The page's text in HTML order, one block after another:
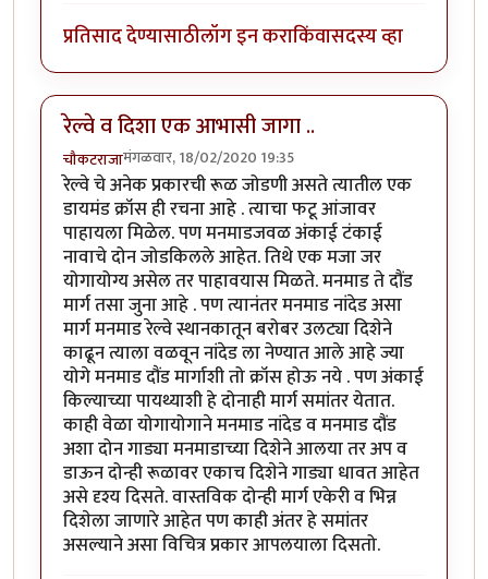
प्रतिसाद देण्यासाठीलॉग इन कराकिंवासदस्य व्हा
रेल्वे व दिशा एक आभासी जागा ..
चौकटराजामंगळवार, 18/02/2020 19:35
रेल्वे चे अनेक प्रकारची रूळ जोडणी असते त्यातील एक
डायमंड क्रॉस ही रचना आहे . त्याचा फटू आंजावर
पाहायला मिळेल. पण मनमाडजवळ अंकाई टंकाई
नावाचे दोन जोडकिलले आहेत. तिथे एक मजा जर
योगायोग्य असेल तर पाहावयास मिळते. मनमाड ते दौंड
मार्ग तसा जुना आहे . पण त्यानंतर मनमाड नांदेड असा
मार्ग मनमाड रेल्वे स्थानकातून बरोबर उलट्या दिशेने
काढून त्याला वळवून नांदेड ला नेण्यात आले आहे ज्या
योगे मनमाड दौंड मार्गाशी तो क्रॉस होऊ नये . पण अंकाई
किल्याच्या पायथ्याशी हे दोनाही मार्ग समांतर येतात.
काही वेळा योगायोगाने मनमाड नांदेड व मनमाड दौंड
अशा दोन गाड्या मनमाडाच्या दिशेने आलया तर अप व
डाऊन दोन्ही रूळावर एकाच दिशेने गाड्या धावत आहेत
असे दृश्य दिसते. वास्तविक दोन्ही मार्ग एकेरी व भिन्न
दिशेला जाणारे आहेत पण काही अंतर हे समांतर
असल्याने असा विचित्र प्रकार आपलयाला दिसतो.